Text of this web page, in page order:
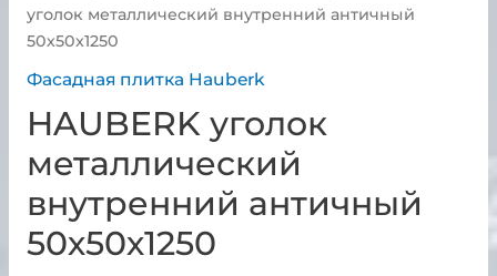
уголок металлический внутренний античный
50х50х1250
Фасадная плитка Hauberk
HAUBERK уголок
металлический
внутренний античный
50х50х1250